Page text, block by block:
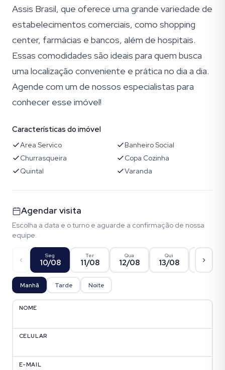
Assis Brasil, que oferece uma grande variedade de
estabelecimentos comerciais, como shopping
center, farmácias e bancos, além de hospitais.
Essas comodidades são ideais para quem busca
uma localização conveniente e prática no dia a dia.
Agende com um de nossos especialistas para
conhecer esse imóvel!
Características do imóvel
Area Servico
Banheiro Social
Churrasqueira
Copa Cozinha
Quintal
Varanda
Agendar visita
Escolha a data e o turno e aguarde a confirmação de nossa
equipe.
Seg
10/08
Ter
11/08
Qua
12/08
Qui
13/08 14/08
Manhã Tarde Noite
NOME
CELULAR
E-MAIL